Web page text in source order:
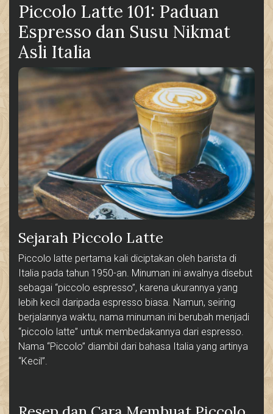
Piccolo Latte 101: Paduan
Espresso dan Susu Nikmat
Asli Italia
Sejarah Piccolo Latte
Piccolo latte pertama kali diciptakan oleh barista di
Italia pada tahun 1950-an. Minuman ini awalnya disebut
sebagai “piccolo espresso”, karena ukurannya yang
lebih kecil daripada espresso biasa. Namun, seiring
berjalannya waktu, nama minuman ini berubah menjadi
“piccolo latte” untuk membedakannya dari espresso.
Nama “Piccolo” diambil dari bahasa Italia yang artinya
“Kecil”.